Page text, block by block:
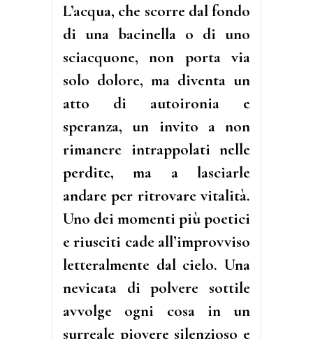
L’acqua, che scorre dal fondo
di una bacinella o di uno
sciacquone, non porta via
solo dolore, ma diventa un
atto di autoironia e
speranza, un invito a non
rimanere intrappolati nelle
perdite, ma a lasciarle
andare per ritrovare vitalità.
Uno dei momenti più poetici
e riusciti cade all’improvviso
letteralmente dal cielo. Una
nevicata di polvere sottile
avvolge ogni cosa in un
surreale piovere silenzioso e